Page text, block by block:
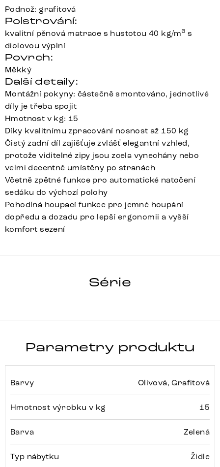
Podnož: grafitová
Polstrování:
kvalitní pěnová matrace s hustotou 40 kg/m3 s
diolovou výplní
Povrch:
Měkký
Další detaily:
Montážní pokyny: částečně smontováno, jednotlivé
díly je třeba spojit
Hmotnost v kg: 15
Díky kvalitnímu zpracování nosnost až 150 kg
Čistý zadní díl zajišťuje zvlášť elegantní vzhled,
protože viditelné zipy jsou zcela vynechány nebo
velmi decentně umístěny po stranách
Včetně zpětné funkce pro automatické natočení
sedáku do výchozí polohy
Pohodlná houpací funkce pro jemné houpání
dopředu a dozadu pro lepší ergonomii a vyšší
komfort sezení
Série
CLEA-FLEX
Parametry produktu
Barvy Olivová, Grafitová
Hmotnost výrobku v kg 15
Barva Zelená
Typ nábytku Židle